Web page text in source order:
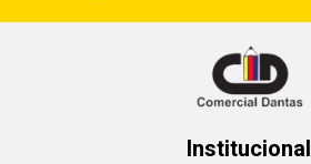
Institucional